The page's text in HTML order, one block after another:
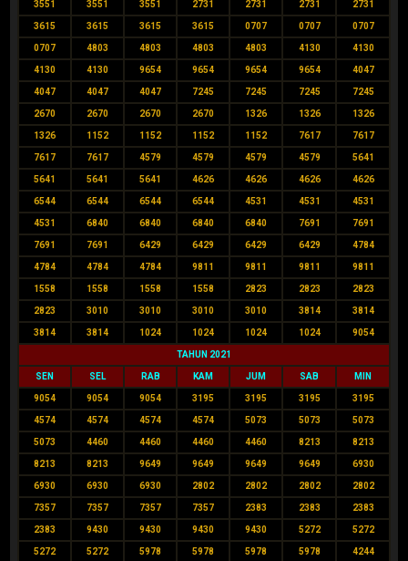
3551 3551 3551 2731 2731 2731 2731
3615 3615 3615 3615 0707 0707 0707
0707 4803 4803 4803 4803 4130 4130
4130 4130 9654 9654 9654 9654 4047
4047 4047 4047 7245 7245 7245 7245
2670 2670 2670 2670 1326 1326 1326
1326 1152 1152 1152 1152 7617 7617
7617 7617 4579 4579 4579 4579 5641
5641 5641 5641 4626 4626 4626 4626
6544 6544 6544 6544 4531 4531 4531
4531 6840 6840 6840 6840 7691 7691
7691 7691 6429 6429 6429 6429 4784
4784 4784 4784 9811 9811 9811 9811
1558 1558 1558 1558 2823 2823 2823
2823 3010 3010 3010 3010 3814 3814
3814 3814 1024 1024 1024 1024 9054
TAHUN 2021
SEN SEL RAB KAM JUM SAB MIN
9054 9054 9054 3195 3195 3195 3195
4574 4574 4574 4574 5073 5073 5073
5073 4460 4460 4460 4460 8213 8213
8213 8213 9649 9649 9649 9649 6930
6930 6930 6930 2802 2802 2802 2802
7357 7357 7357 7357 2383 2383 2383
2383 9430 9430 9430 9430 5272 5272
5272 5272 5978 5978 5978 5978 4244